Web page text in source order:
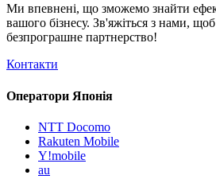
Ми впевнені, що зможемо знайти
вашого бізнесу. Зв'яжіться з нами,
безпрограшне партнерство!
Контакти
Оператори Японія
NTT Docomo
Rakuten Mobile
Y!mobile
au